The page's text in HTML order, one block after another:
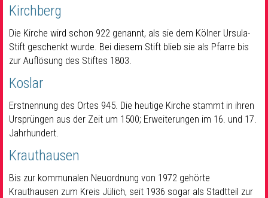
Kirchberg
Die Kirche wird schon 922 genannt, als sie dem Kölner Ursula-
Stift geschenkt wurde. Bei diesem Stift blieb sie als Pfarre bis
zur Auflösung des Stiftes 1803.
Koslar
Erstnennung des Ortes 945. Die heutige Kirche stammt in ihren
Ursprüngen aus der Zeit um 1500; Erweiterungen im 16. und 17.
Jahrhundert.
Krauthausen
Bis zur kommunalen Neuordnung von 1972 gehörte
Krauthausen zum Kreis Jülich, seit 1936 sogar als Stadtteil zur